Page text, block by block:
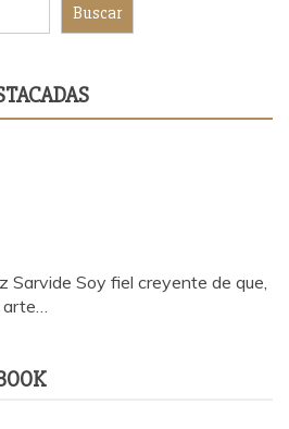
Buscar
Sarvide Soy fiel creyente de que,